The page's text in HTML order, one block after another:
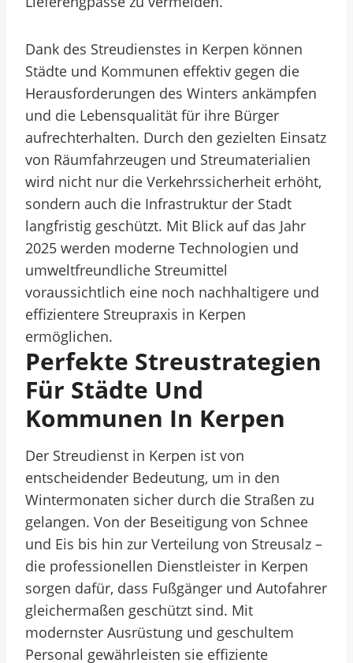
Dank des Streudienstes in Kerpen können
Städte und Kommunen effektiv gegen die
Herausforderungen des Winters ankämpfen
und die Lebensqualität für ihre Bürger
aufrechterhalten. Durch den gezielten Einsatz
von Räumfahrzeugen und Streumaterialien
wird nicht nur die Verkehrssicherheit erhöht,
sondern auch die Infrastruktur der Stadt
langfristig geschützt. Mit Blick auf das Jahr
2025 werden moderne Technologien und
umweltfreundliche Streumittel
voraussichtlich eine noch nachhaltigere und
effizientere Streupraxis in Kerpen
ermöglichen.
Perfekte Streustrategien
Für Städte Und
Kommunen In Kerpen
Der Streudienst in Kerpen ist von
entscheidender Bedeutung, um in den
Wintermonaten sicher durch die Straßen zu
gelangen. Von der Beseitigung von Schnee
und Eis bis hin zur Verteilung von Streusalz –
die professionellen Dienstleister in Kerpen
sorgen dafür, dass Fußgänger und Autofahrer
gleichermaßen geschützt sind. Mit
modernster Ausrüstung und geschultem
Personal gewährleisten sie effiziente